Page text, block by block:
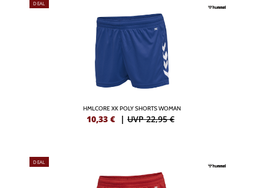
DEAL
HMLCORE XK POLY SHORTS WOMAN
10,33 € | UVP 22,95 €
DEAL